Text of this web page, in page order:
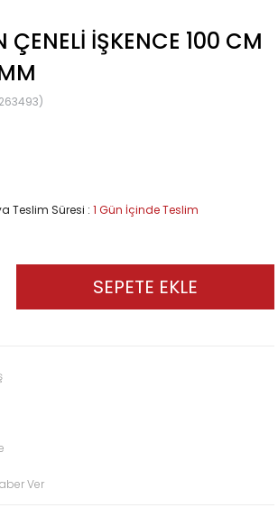
ÇENELI İŞKENCE 100 CM
Teslim Süresi : 1 Gün İçinde Teslim
Ver